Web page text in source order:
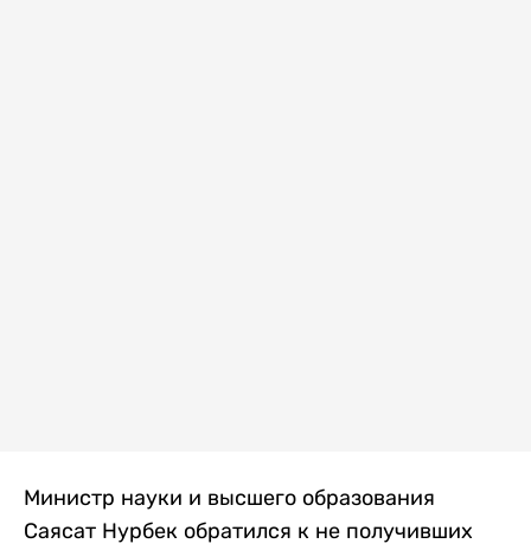
Министр науки и высшего образования
Саясат Нурбек обратился к не получивших